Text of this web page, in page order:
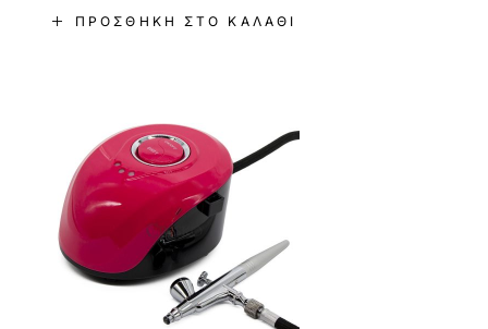
ΠΡΟΣΘΉΚΗ ΣΤΟ ΚΑΛΆΘΙ